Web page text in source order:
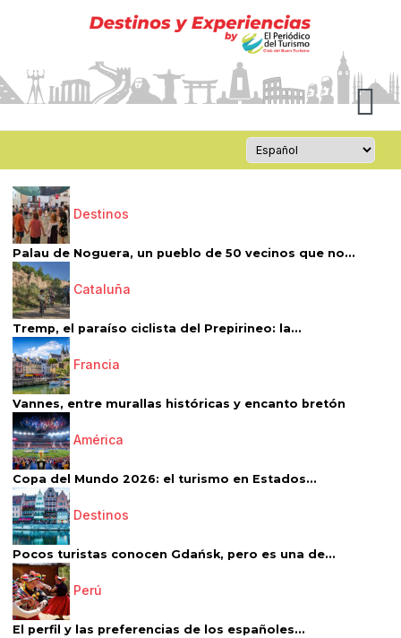
Destinos
Palau de Noguera, un pueblo de 50 vecinos que no...
Cataluña
Tremp, el paraíso ciclista del Prepirineo: la...
Francia
Vannes, entre murallas históricas y encanto bretón
América
Copa del Mundo 2026: el turismo en Estados...
Destinos
Pocos turistas conocen Gdańsk, pero es una de...
Perú
El perfil y las preferencias de los españoles...